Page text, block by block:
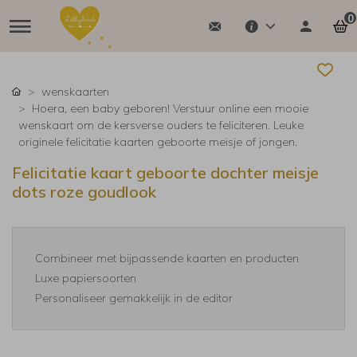
0
wenskaarten
Hoera, een baby geboren! Verstuur online een mooie
wenskaart om de kersverse ouders te feliciteren. Leuke
originele felicitatie kaarten geboorte meisje of jongen.
Felicitatie kaart geboorte dochter meisje
dots roze goudlook
Combineer met bijpassende kaarten en producten
Luxe papiersoorten
Personaliseer gemakkelijk in de editor